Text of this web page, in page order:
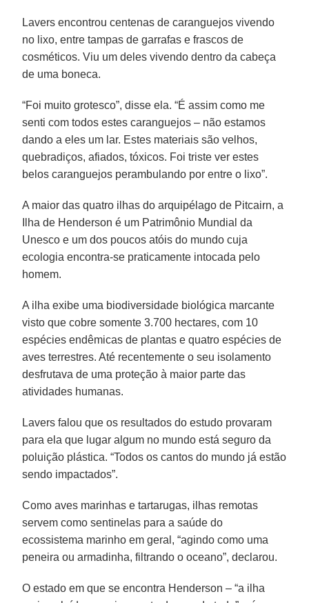
Lavers encontrou centenas de caranguejos vivendo
no lixo, entre tampas de garrafas e frascos de
cosméticos. Viu um deles vivendo dentro da cabeça
de uma boneca.
“Foi muito grotesco”, disse ela. “É assim como me
senti com todos estes caranguejos – não estamos
dando a eles um lar. Estes materiais são velhos,
quebradiços, afiados, tóxicos. Foi triste ver estes
belos caranguejos perambulando por entre o lixo”.
A maior das quatro ilhas do arquipélago de Pitcairn, a
Ilha de Henderson é um Patrimônio Mundial da
Unesco e um dos poucos atóis do mundo cuja
ecologia encontra-se praticamente intocada pelo
homem.
A ilha exibe uma biodiversidade biológica marcante
visto que cobre somente 3.700 hectares, com 10
espécies endêmicas de plantas e quatro espécies de
aves terrestres. Até recentemente o seu isolamento
desfrutava de uma proteção à maior parte das
atividades humanas.
Lavers falou que os resultados do estudo provaram
para ela que lugar algum no mundo está seguro da
poluição plástica. “Todos os cantos do mundo já estão
sendo impactados”.
Como aves marinhas e tartarugas, ilhas remotas
servem como sentinelas para a saúde do
ecossistema marinho em geral, “agindo como uma
peneira ou armadinha, filtrando o oceano”, declarou.
O estado em que se encontra Henderson – “a ilha